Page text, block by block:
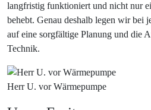
langfristig funktioniert und nicht nur
behebt. Genau deshalb legen wir bei
auf eine sorgfältige Planung und die
Technik.
Herr U. vor Wärmepumpe